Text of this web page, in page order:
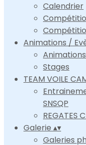
Calendrier
Animations /
Stages
TEAM VOILE
SNSQP
REGATES
Galerie ▴▾
Galeries